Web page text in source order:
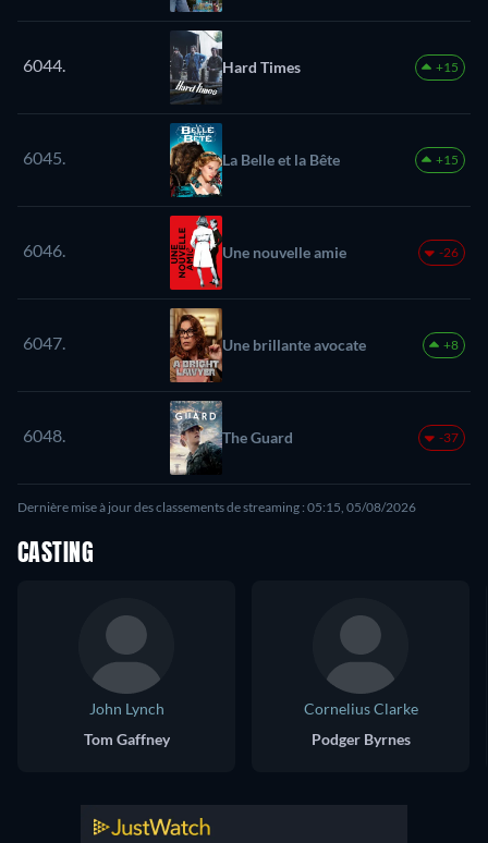
6044. Hard Times +15
6045. La Belle et la Bête +15
6046. Une nouvelle amie -26
6047. Une brillante avocate +8
6048. The Guard -37
Dernière mise à jour des classements de streaming : 05:15, 05/08/2026
CASTING
John Lynch
Tom Gaffney
Cornelius Clarke
Podger Byrnes